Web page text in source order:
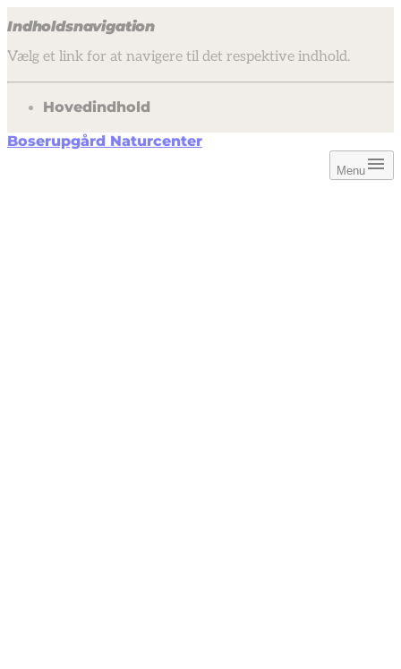
Indholdsnavigation
Vælg et link for at navigere til det respektive indhold.
gå til
Hovedindhold
Boserupgård Naturcenter
Menu